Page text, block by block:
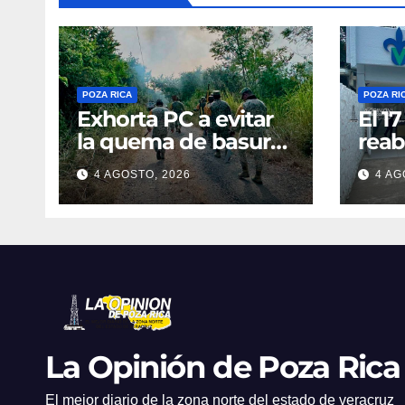
POZA RICA
Exhorta PC a evitar
la quema de basura
ante el riesgo de
incendios
4 AGOSTO, 2026
POZA
El
la4
La Opinión de Poza Rica
El mejor diario de la zona norte del estado de veracruz